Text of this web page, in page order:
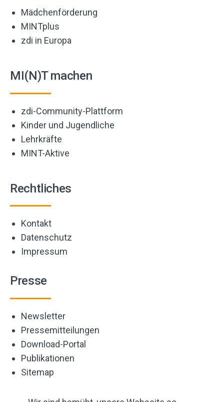
Mädchenförderung
MINTplus
zdi in Europa
MI(N)T machen
zdi-Community-Plattform
Kinder und Jugendliche
Lehrkräfte
MINT-Aktive
Rechtliches
Kontakt
Datenschutz
Impressum
Presse
Newsletter
Pressemitteilungen
Download-Portal
Publikationen
Sitemap